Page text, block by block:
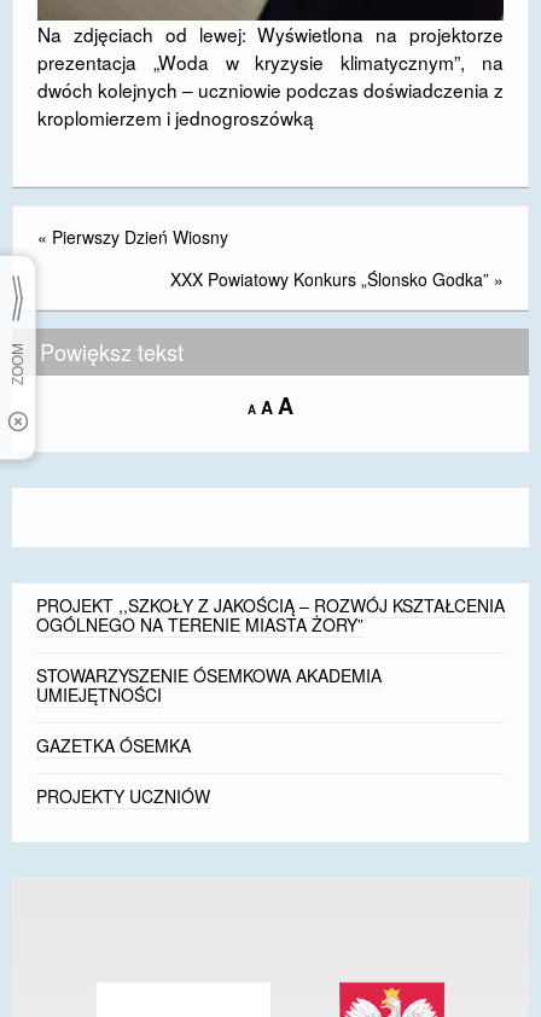
Na zdjęciach od lewej: Wyświetlona na projektorze
prezentacja „Woda w kryzysie klimatycznym”, na
dwóch kolejnych – uczniowie podczas doświadczenia z
kroplomierzem i jednogroszówką
« Pierwszy Dzień Wiosny
XXX Powiatowy Konkurs „Ślonsko Godka” »
Powiększ tekst
A Decrease
size.
A Reset
size.
AIncrease
size.
PROJEKT ,,SZKOŁY Z JAKOŚCIĄ – ROZWÓJ KSZTAŁCENIA
OGÓLNEGO NA TERENIE MIASTA ŻORY”
STOWARZYSZENIE ÓSEMKOWA AKADEMIA
UMIEJĘTNOŚCI
GAZETKA ÓSEMKA
PROJEKTY UCZNIÓW